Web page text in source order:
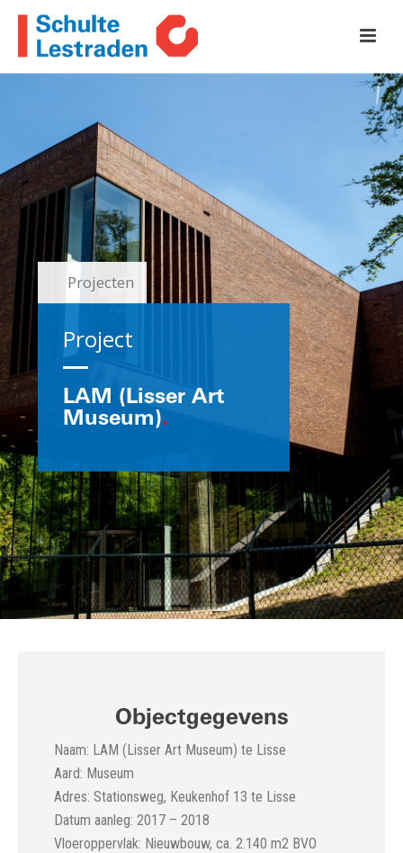
Projecten
LAM (Lisser Art
Museum).
Project
Objectgegevens
Naam: LAM (Lisser Art Museum) te Lisse
Aard: Museum
Adres: Stationsweg, Keukenhof 13 te Lisse
Datum aanleg: 2017 – 2018
Vloeroppervlak: Nieuwbouw, ca. 2.140 m2 BVO